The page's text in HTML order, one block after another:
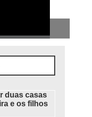
duas casas
e os filhos